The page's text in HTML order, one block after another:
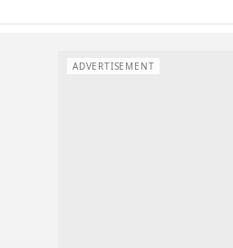
ADVERTISEMENT